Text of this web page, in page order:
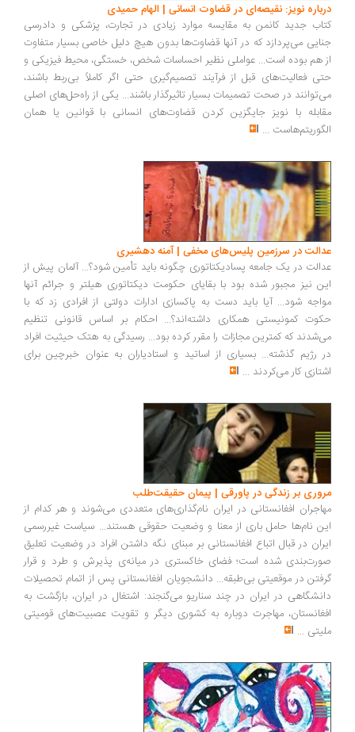
درباره نویز: نقیصه‌ای در قضاوت انسانی | الهام حمیدی
کتاب جدید کانمن به مقایسه موارد زیادی در تجارت، پزشکی و دادرسی
جنایی می‌پردازد که در آنها قضاوت‌ها بدون هیچ دلیل خاصی بسیار متفاوت
از هم بوده است... عواملی نظیر احساسات شخص، خستگی، محیط فیزیکی و
حتی فعالیت‌های قبل از فرآیند تصمیم‌گیری حتی اگر کاملاً بی‌ربط باشند،
می‌توانند در صحت تصمیمات بسیار تاثیر‌گذار باشند... یکی از راه‌حل‌های اصلی
مقابله با نویز جایگزین کردن قضاوت‌های انسانی با قوانین یا همان
الگوریتم‌هاست ...
عدالت در سرزمین پلیس‌های مخفی | آمنه دهشیری
عدالت در یک جامعه پسادیکتاتوری چگونه باید تأمین شود؟... آلمان پیش از
این نیز مجبور شده بود با بقایای حکومت دیکتاتوری هیلتر و جرائم آنها
مواجه شود... آیا باید دست به پاکسازی ادارات دولتی از افرادی زد که با
حکوت کمونیستی همکاری داشته‌اند؟... احکام بر اساس قانونی تنظیم
می‌شدند که کمترین مجازات را مقرر کرده بود... رسیدگی به هتک حیثیت افراد
در رژیم گذشته... بسیاری از اساتید و استادیاران به عنوان خبرچین برای
اشتازی کار می‌کردند ...
مروری بر زندگی در پاورقی | پیمان حقیقت‌طلب
مهاجران افغانستانی در ایران نام‌گذاری‌های متعددی می‌شوند و هر کدام از
این‌ نام‌ها حامل باری از معنا و وضعیت حقوقی هستند... سیاست غیررسمی
ایران در قبال اتباع افغانستانی بر مبنای نگه داشتن افراد در وضعیت تعلیق
صورت‌بندی شده است؛ فضای خاکستری در میانه‌ی پذیرش و طرد و قرار
گرفتن در موقعیتی بی‌طبقه... دانشجویان افغانستانی پس از اتمام تحصیلات
دانشگاهی در ایران در چند سناریو می‌گنجند: اشتغال در ایران، بازگشت به
افغانستان، مهاجرت دوباره به کشوری دیگر و تقویت عصبیت‌های قومیتی
ملیتی ...